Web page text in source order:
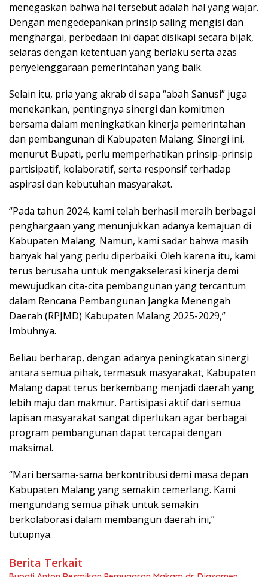
menegaskan bahwa hal tersebut adalah hal yang wajar.
Dengan mengedepankan prinsip saling mengisi dan
menghargai, perbedaan ini dapat disikapi secara bijak,
selaras dengan ketentuan yang berlaku serta azas
penyelenggaraan pemerintahan yang baik.
Selain itu, pria yang akrab di sapa “abah Sanusi” juga
menekankan, pentingnya sinergi dan komitmen
bersama dalam meningkatkan kinerja pemerintahan
dan pembangunan di Kabupaten Malang. Sinergi ini,
menurut Bupati, perlu memperhatikan prinsip-prinsip
partisipatif, kolaboratif, serta responsif terhadap
aspirasi dan kebutuhan masyarakat.
“Pada tahun 2024, kami telah berhasil meraih berbagai
penghargaan yang menunjukkan adanya kemajuan di
Kabupaten Malang. Namun, kami sadar bahwa masih
banyak hal yang perlu diperbaiki. Oleh karena itu, kami
terus berusaha untuk mengakselerasi kinerja demi
mewujudkan cita-cita pembangunan yang tercantum
dalam Rencana Pembangunan Jangka Menengah
Daerah (RPJMD) Kabupaten Malang 2025-2029,”
Imbuhnya.
Beliau berharap, dengan adanya peningkatan sinergi
antara semua pihak, termasuk masyarakat, Kabupaten
Malang dapat terus berkembang menjadi daerah yang
lebih maju dan makmur. Partisipasi aktif dari semua
lapisan masyarakat sangat diperlukan agar berbagai
program pembangunan dapat tercapai dengan
maksimal.
“Mari bersama-sama berkontribusi demi masa depan
Kabupaten Malang yang semakin cemerlang. Kami
mengundang semua pihak untuk semakin
berkolaborasi dalam membangun daerah ini,”
tutupnya.
Berita Terkait